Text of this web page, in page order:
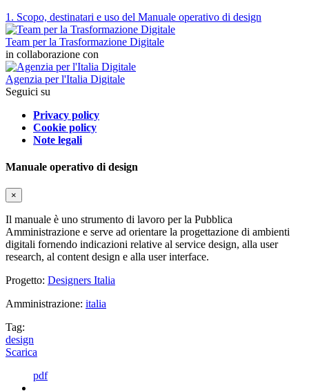
1. Scopo, destinatari e uso del Manuale operativo di design
Team per la Trasformazione Digitale
in collaborazione con
Agenzia per l'Italia Digitale
Seguici su
Privacy policy
Cookie policy
Note legali
Manuale operativo di design
×
Il manuale è uno strumento di lavoro per la Pubblica
Amministrazione e serve ad orientare la progettazione di ambienti
digitali fornendo indicazioni relative al service design, alla user
research, al content design e alla user interface.
Progetto: Designers Italia
Amministrazione: italia
Tag:
design
Scarica
pdf